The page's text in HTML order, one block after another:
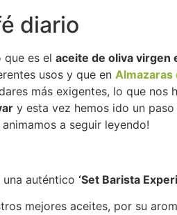
diario
es el aceite de oliva virgen
usos y que en Almazaras
más exigentes, lo que nos
y esta vez hemos ido un paso
a seguir leyendo!
una auténtico ‘Set Barista
mejores aceites, por su